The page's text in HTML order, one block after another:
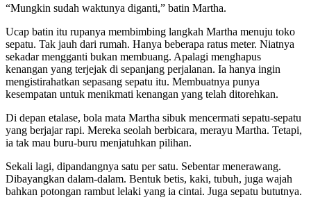
“Mungkin sudah waktunya diganti,” batin Martha.
Ucap batin itu rupanya membimbing langkah Martha menuju toko
sepatu. Tak jauh dari rumah. Hanya beberapa ratus meter. Niatnya
sekadar mengganti bukan membuang. Apalagi menghapus
kenangan yang terjejak di sepanjang perjalanan. Ia hanya ingin
mengistirahatkan sepasang sepatu itu. Membuatnya punya
kesempatan untuk menikmati kenangan yang telah ditorehkan.
Di depan etalase, bola mata Martha sibuk mencermati sepatu-sepatu
yang berjajar rapi. Mereka seolah berbicara, merayu Martha. Tetapi,
ia tak mau buru-buru menjatuhkan pilihan.
Sekali lagi, dipandangnya satu per satu. Sebentar menerawang.
Dibayangkan dalam-dalam. Bentuk betis, kaki, tubuh, juga wajah
bahkan potongan rambut lelaki yang ia cintai. Juga sepatu bututnya.